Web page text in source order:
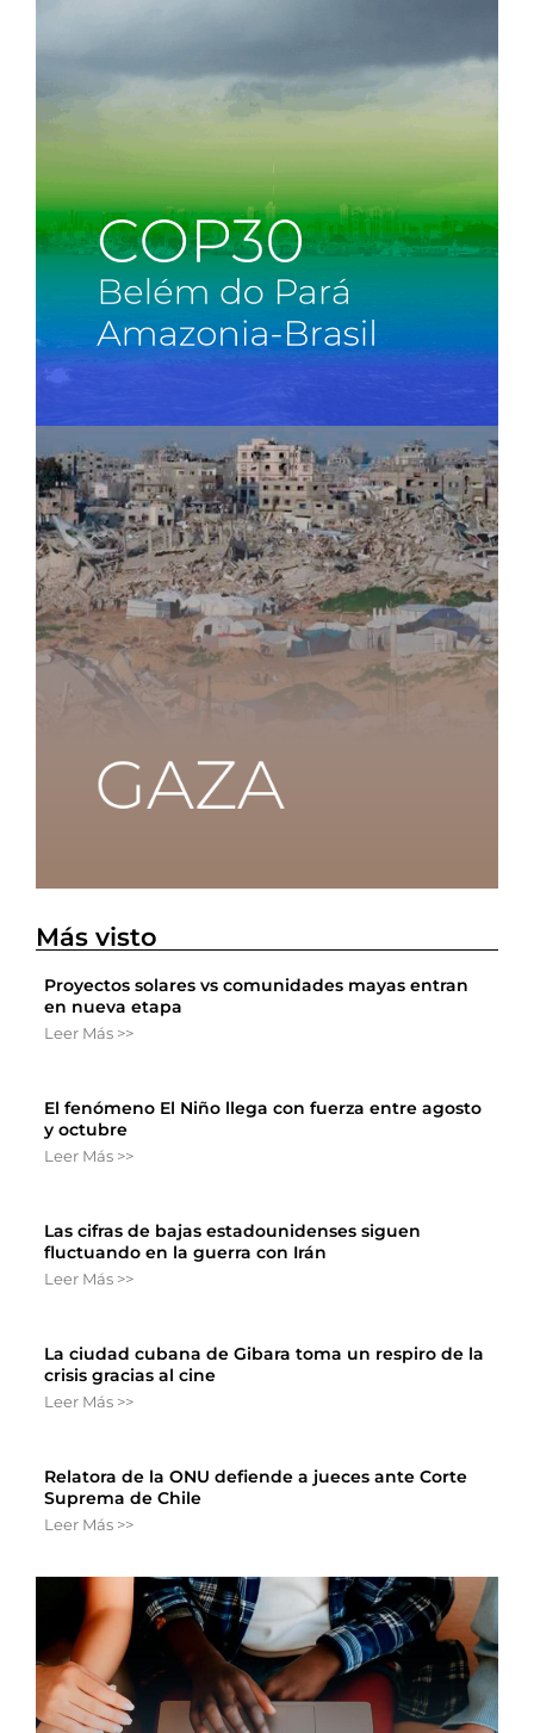
Más visto
Proyectos solares vs comunidades mayas entran
en nueva etapa
Leer Más >>
El fenómeno El Niño llega con fuerza entre agosto
y octubre
Leer Más >>
Las cifras de bajas estadounidenses siguen
fluctuando en la guerra con Irán
Leer Más >>
La ciudad cubana de Gibara toma un respiro de la
crisis gracias al cine
Leer Más >>
Relatora de la ONU defiende a jueces ante Corte
Suprema de Chile
Leer Más >>